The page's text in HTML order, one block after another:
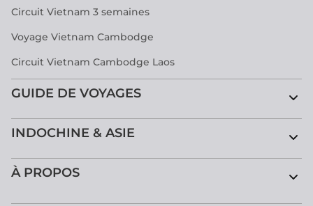
Circuit Vietnam 3 semaines
Voyage Vietnam Cambodge
Circuit Vietnam Cambodge Laos
GUIDE DE VOYAGES
INDOCHINE & ASIE
À PROPOS